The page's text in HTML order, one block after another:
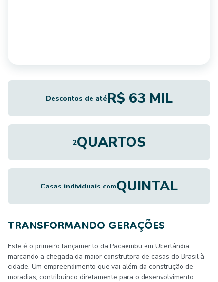
Descontos de atéR$ 63 MIL
2QUARTOS
Casas individuais comQUINTAL
TRANSFORMANDO GERAÇÕES
Este é o primeiro lançamento da Pacaembu em Uberlândia,
marcando a chegada da maior construtora de casas do Brasil à
cidade. Um empreendimento que vai além da construção de
moradias, contribuindo diretamente para o desenvolvimento